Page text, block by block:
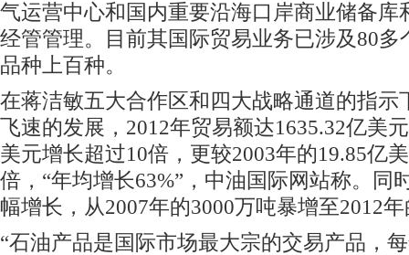
气运营中心和国内重要沿海口岸商业储备库
经管管理。目前其国际贸易业务已涉及80多
品种上百种。
在蒋洁敏五大合作区和四大战略通道的指示
飞速的发展，2012年贸易额达1635.32亿美
美元增长超过10倍，更较2003年的19.85亿
倍，“年均增长63%”，中油国际网站称。同
幅增长，从2007年的3000万吨暴增至2012
“石油产品是国际市场最大宗的交易产品，